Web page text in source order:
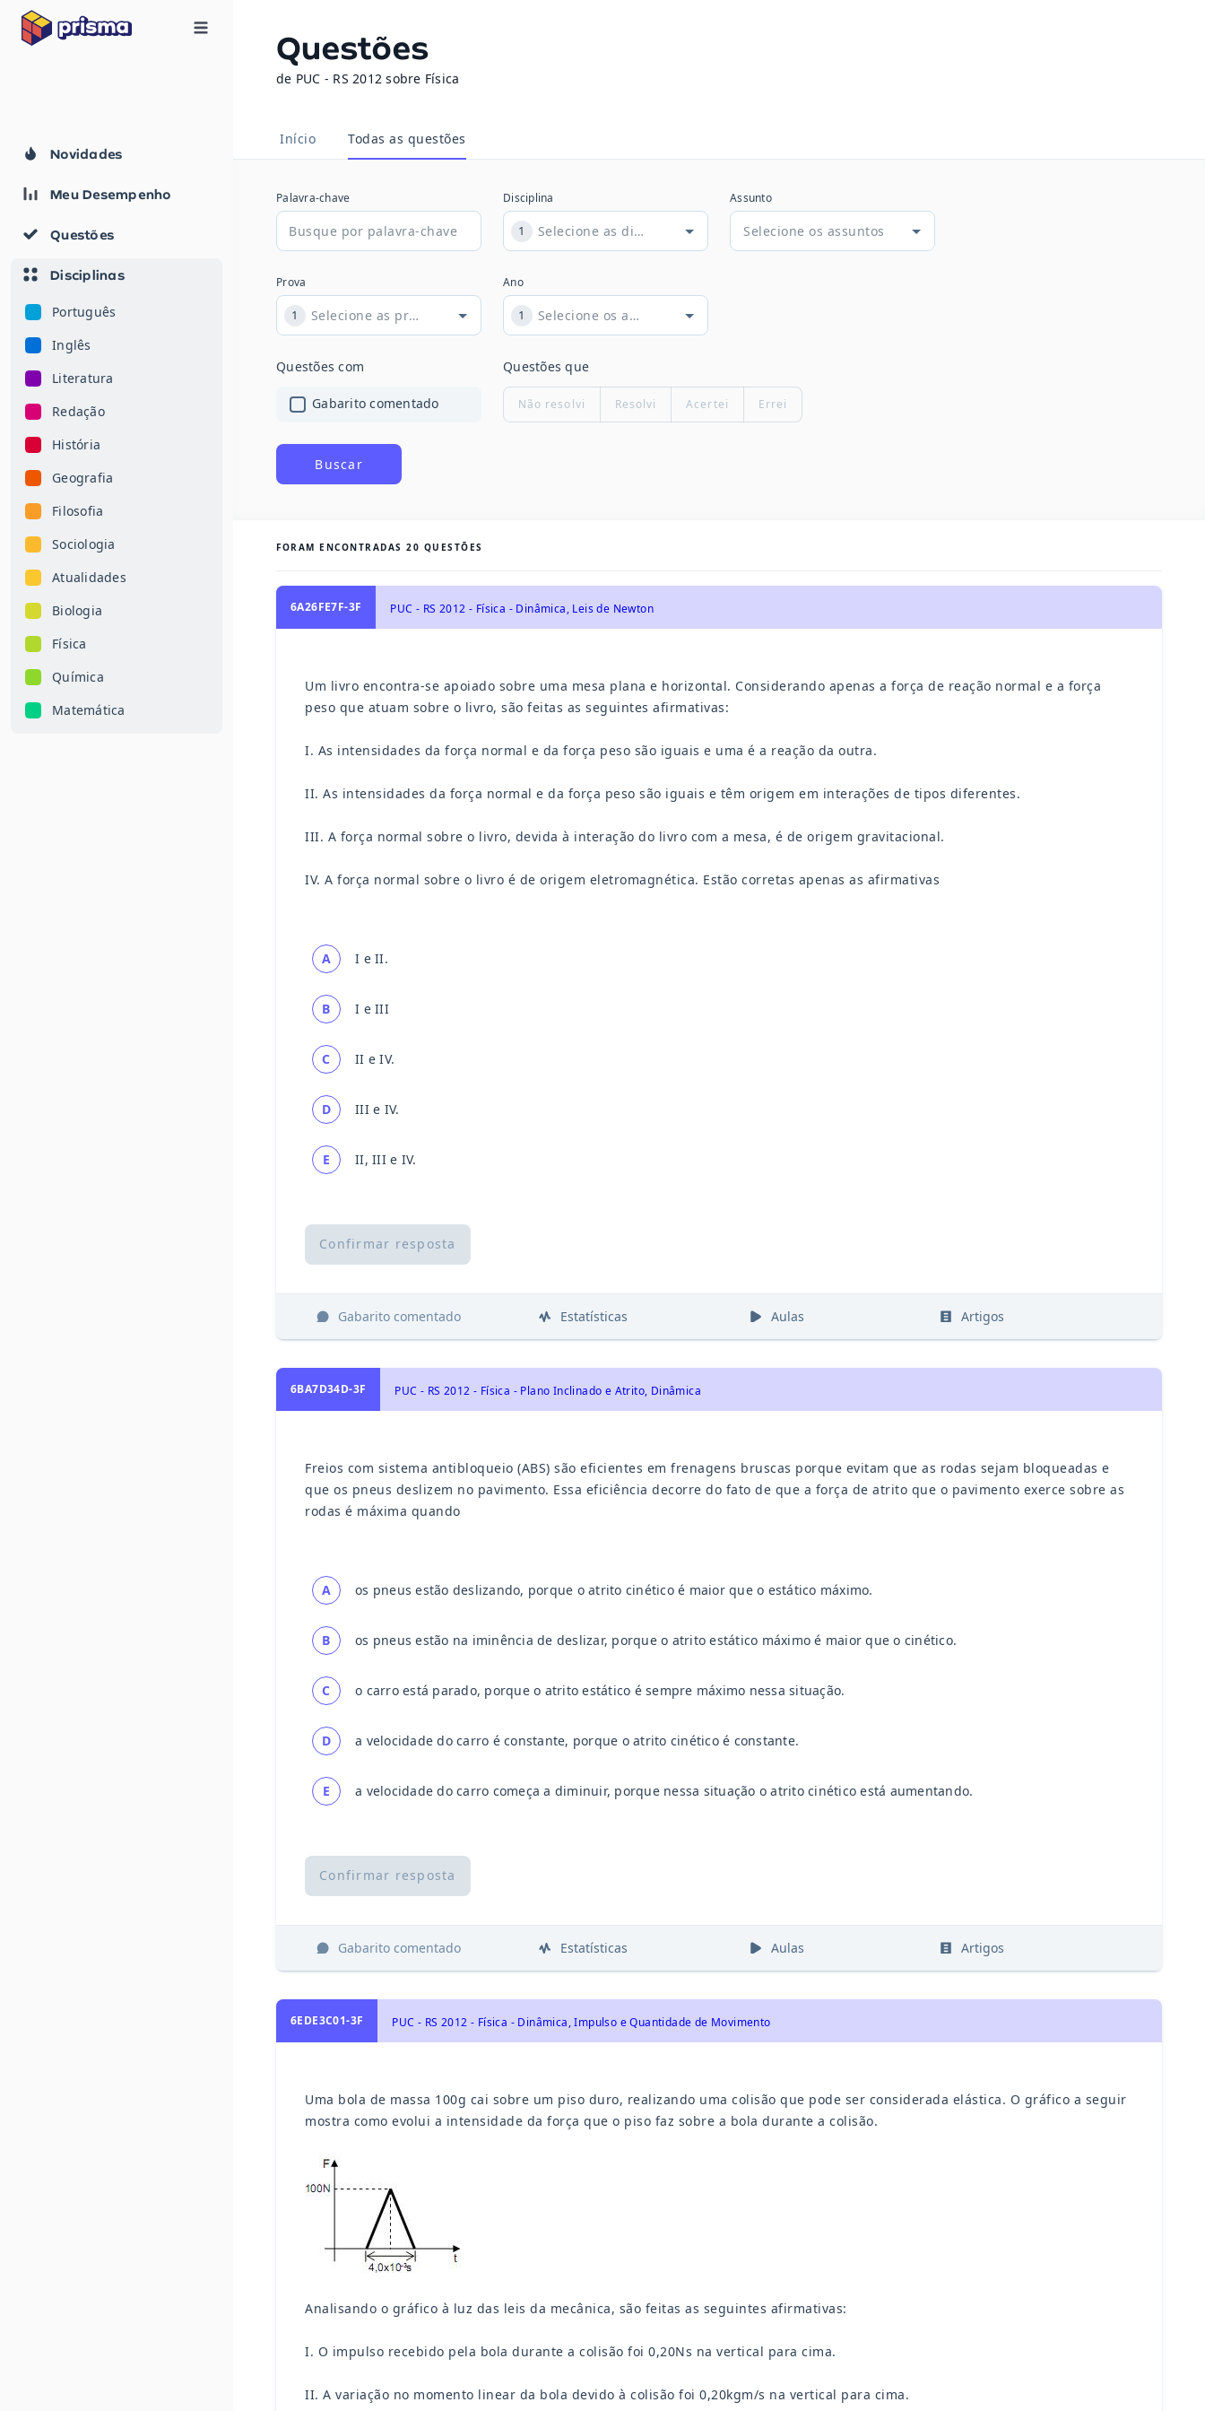
Novidades
Meu Desempenho
Questões
Disciplinas
Português
Inglês
Literatura
Redação
História
Geografia
Filosofia
Sociologia
Atualidades
Biologia
Física
Química
Matemática
Questões
de PUC - RS 2012 sobre Física
Início Todas as questões
Palavra-chave Disciplina
1
Assunto
Prova
1
Ano
1
Questões com
Gabarito comentado
Questões que
Não resolvi Resolvi Acertei Errei
Buscar
FORAM ENCONTRADAS 20 QUESTÕES
6A26FE7F-3F PUC - RS 2012 - Física - Dinâmica, Leis de Newton
Um livro encontra-se apoiado sobre uma mesa plana e horizontal. Considerando apenas a força de reação normal e a força
peso que atuam sobre o livro, são feitas as seguintes afirmativas:
I. As intensidades da força normal e da força peso são iguais e uma é a reação da outra.
II. As intensidades da força normal e da força peso são iguais e têm origem em interações de tipos diferentes.
III. A força normal sobre o livro, devida à interação do livro com a mesa, é de origem gravitacional.
IV. A força normal sobre o livro é de origem eletromagnética. Estão corretas apenas as afirmativas
A I e II.
B I e III
C II e IV.
D III e IV.
E II, III e IV.
Confirmar resposta
Gabarito comentado Estatísticas Aulas Artigos
6BA7D34D-3F PUC - RS 2012 - Física - Plano Inclinado e Atrito, Dinâmica
Freios com sistema antibloqueio (ABS) são eficientes em frenagens bruscas porque evitam que as rodas sejam bloqueadas e
que os pneus deslizem no pavimento. Essa eficiência decorre do fato de que a força de atrito que o pavimento exerce sobre as
rodas é máxima quando
A os pneus estão deslizando, porque o atrito cinético é maior que o estático máximo.
B os pneus estão na iminência de deslizar, porque o atrito estático máximo é maior que o cinético.
C o carro está parado, porque o atrito estático é sempre máximo nessa situação.
D a velocidade do carro é constante, porque o atrito cinético é constante.
E a velocidade do carro começa a diminuir, porque nessa situação o atrito cinético está aumentando.
Confirmar resposta
Gabarito comentado Estatísticas Aulas Artigos
6EDE3C01-3F PUC - RS 2012 - Física - Dinâmica, Impulso e Quantidade de Movimento
Uma bola de massa 100g cai sobre um piso duro, realizando uma colisão que pode ser considerada elástica. O gráfico a seguir
mostra como evolui a intensidade da força que o piso faz sobre a bola durante a colisão.
Analisando o gráfico à luz das leis da mecânica, são feitas as seguintes afirmativas:
I. O impulso recebido pela bola durante a colisão foi 0,20Ns na vertical para cima.
II. A variação no momento linear da bola devido à colisão foi 0,20kgm/s na vertical para cima.